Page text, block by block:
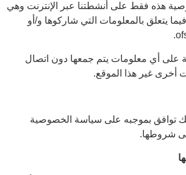
هذه فقط على أنشطتنا عبر الإنترنت وهي
يتعلق بالمعلومات التي شاركوها و/أو
على أي معلومات يتم جمعها دون اتصال
أخرى غير هذا الموقع.
توافق بموجبه على سياسة الخصوصية
شروطها.